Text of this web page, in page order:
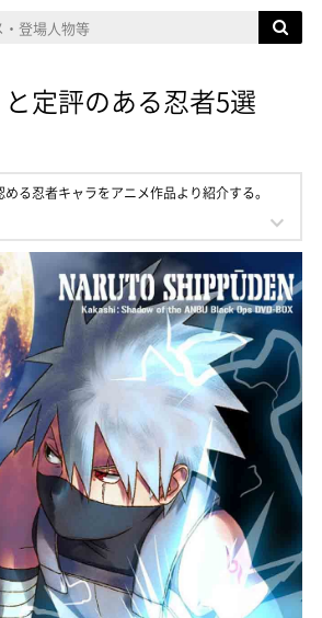
定評のある忍者5選
る忍者キャラをアニメ作品より紹介する。